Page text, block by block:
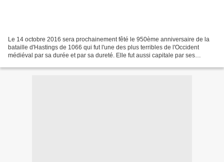
Le 14 octobre 2016 sera prochainement fêté le 950ème anniversaire de la
bataille d'Hastings de 1066 qui fut l'une des plus terribles de l'Occident
médiéval par sa durée et par sa dureté. Elle fut aussi capitale par ses